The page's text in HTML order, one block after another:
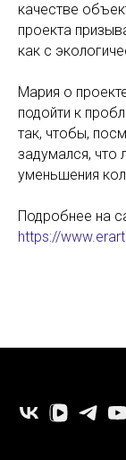
качестве
проекта
как с
Мария о
подойти к
так, чтобы,
задумался, что
уменьшения
Подробнее на
https://